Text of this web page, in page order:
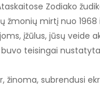
Zodiako
žmonių mirtį nuo
įžūlus, jūsų veide
teisingai
žinoma, subrendusi